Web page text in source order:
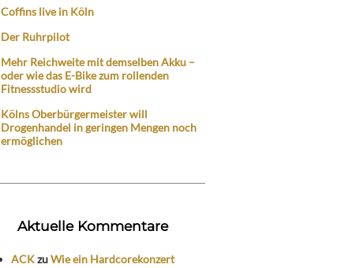
Coffins live in Köln
Der Ruhrpilot
Mehr Reichweite mit demselben Akku –
oder wie das E-Bike zum rollenden
Fitnessstudio wird
Kölns Oberbürgermeister will
Drogenhandel in geringen Mengen noch
ermöglichen
Aktuelle Kommentare
ACKzuWie ein Hardcorekonzert